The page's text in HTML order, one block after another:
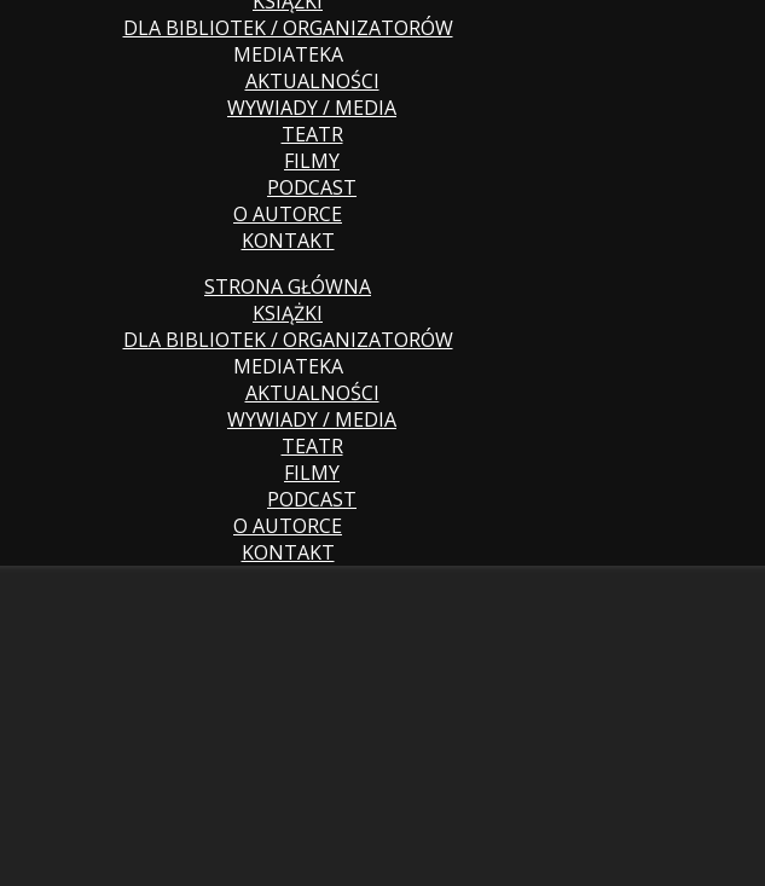
DLA BIBLIOTEK / ORGANIZATORÓW
MEDIATEKA
AKTUALNOŚCI
WYWIADY / MEDIA
TEATR
FILMY
PODCAST
O AUTORCE
KONTAKT
STRONA GŁÓWNA
KSIĄŻKI
DLA BIBLIOTEK / ORGANIZATORÓW
MEDIATEKA
AKTUALNOŚCI
WYWIADY / MEDIA
TEATR
FILMY
PODCAST
O AUTORCE
KONTAKT